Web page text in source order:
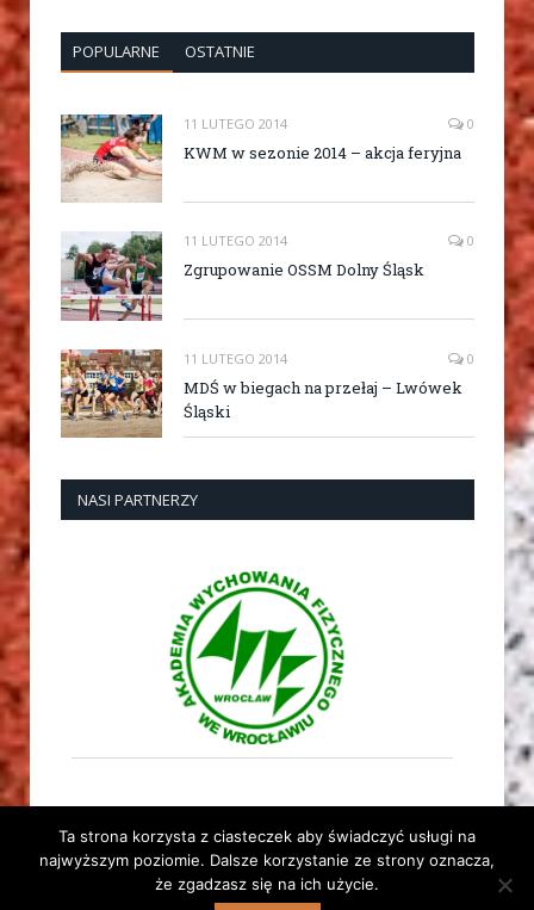
POPULARNE OSTATNIE
11 LUTEGO 2014 0
KWM w sezonie 2014 – akcja feryjna
11 LUTEGO 2014 0
Zgrupowanie OSSM Dolny Śląsk
11 LUTEGO 2014 0
MDŚ w biegach na przełaj – Lwówek
Śląski
NASI PARTNERZY
Ta strona korzysta z ciasteczek aby świadczyć usługi na
najwyższym poziomie. Dalsze korzystanie ze strony oznacza,
że zgadzasz się na ich użycie.